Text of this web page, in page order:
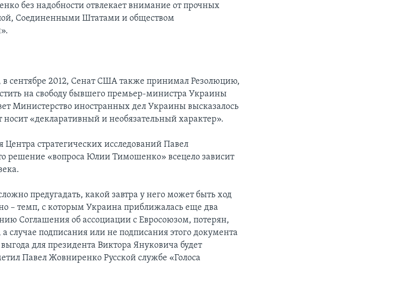
без надобности отвлекает внимание от прочных
Соединенными Штатами и обществом
в сентябре 2012, Сенат США также принимал Резолюцию,
на свободу бывшего премьер-министра Украины
Министерство иностранных дел Украины высказалось
носит «декларативный и необязательный характер».
Центра стратегических исследований Павел
решение «вопроса Юлии Тимошенко» всецело зависит
предугадать, какой завтра у него может быть ход
– темп, с которым Украина приближалась еще два
Соглашения об ассоциации с Евросоюзом, потерян,
случае подписания или не подписания этого документа
для президента Виктора Януковича будет
Павел Жовниренко Русской службе «Голоса